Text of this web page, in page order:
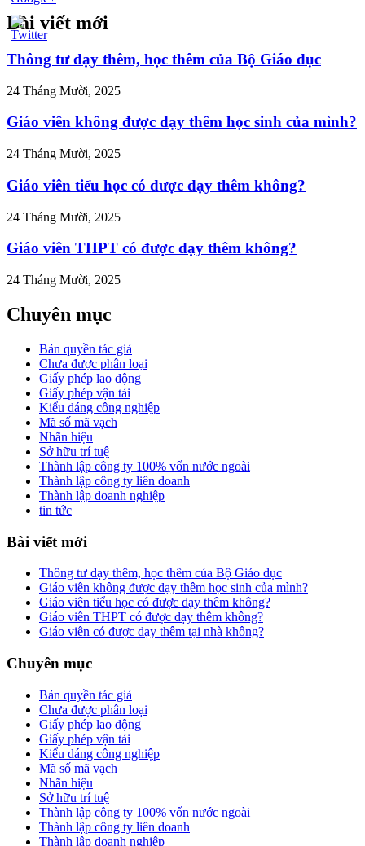
chuyen-
ho-
Bài viết mới
Thông tư dạy thêm, học thêm của Bộ Giáo dục
24 Tháng Mười, 2025
Giáo viên không được dạy thêm học sinh của mình?
24 Tháng Mười, 2025
Giáo viên tiểu học có được dạy thêm không?
24 Tháng Mười, 2025
Giáo viên THPT có được dạy thêm không?
24 Tháng Mười, 2025
Chuyên mục
Bản quyền tác giả
Chưa được phân loại
Giấy phép lao động
Giấy phép vận tải
Kiểu dáng công nghiệp
Mã số mã vạch
Nhãn hiệu
Sở hữu trí tuệ
Thành lập công ty 100% vốn nước ngoài
Thành lập công ty liên doanh
Thành lập doanh nghiệp
tin tức
Bài viết mới
Thông tư dạy thêm, học thêm của Bộ Giáo dục
Giáo viên không được dạy thêm học sinh của mình?
Giáo viên tiểu học có được dạy thêm không?
Giáo viên THPT có được dạy thêm không?
Giáo viên có được dạy thêm tại nhà không?
Chuyên mục
Bản quyền tác giả
Chưa được phân loại
Giấy phép lao động
Giấy phép vận tải
Kiểu dáng công nghiệp
Mã số mã vạch
Nhãn hiệu
Sở hữu trí tuệ
Thành lập công ty 100% vốn nước ngoài
Thành lập công ty liên doanh
Thành lập doanh nghiệp